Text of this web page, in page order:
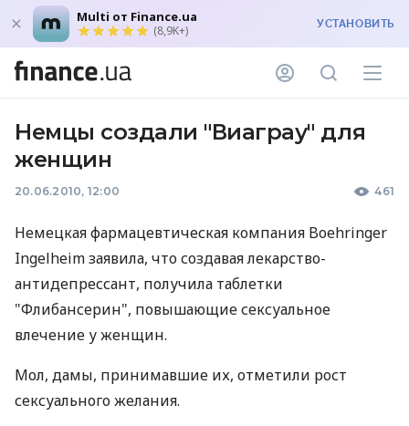
Multi от Finance.ua
(8,9K+) УСТАНОВИТЬ
Немцы создали "Виаграу" для
женщин
20.06.2010, 12:00 461
Немецкая фармацевтическая компания Boehringer
Ingelheim заявила, что создавая лекарство-
антидепрессант, получила таблетки
"Флибансерин", повышающие сексуальное
влечение у женщин.
Мол, дамы, принимавшие их, отметили рост
сексуального желания.